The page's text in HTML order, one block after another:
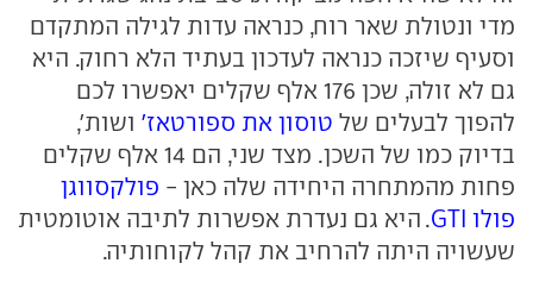
מדי ונטולת שאר רוח, כנראה עדות לגילה המתקדם
וסעיף שיזכה כנראה לעדכון בעתיד הלא רחוק. היא
גם לא זולה, שכן 176 אלף שקלים יאפשרו לכם
להפוך לבעלים של טוסון את ספורטאז' ושות',
בדיוק כמו של השכן. מצד שני, הם 14 אלף שקלים
פחות מהמתחרה היחידה שלה כאן - פולקסווגן
פולו GTI
. היא גם נעדרת אפשרות לתיבה אוטומטית
שעשויה היתה להרחיב את קהל לקוחותיה.